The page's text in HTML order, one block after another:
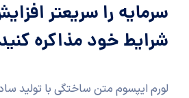
سرمایه را سریعتر
شرایط خود مذاکره
لورم ایپسوم متن ساختگی با تولید